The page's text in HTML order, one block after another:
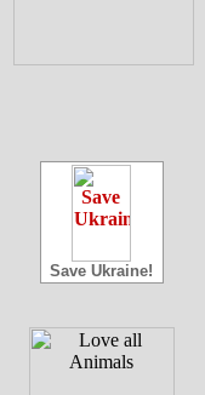
Save Ukraine!